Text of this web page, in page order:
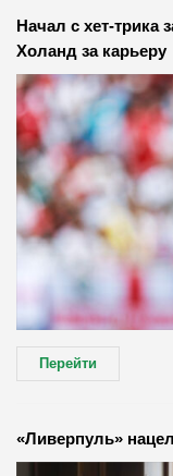
Начал с хет-трика
Холанд за карьеру
Перейти
«Ливерпуль»